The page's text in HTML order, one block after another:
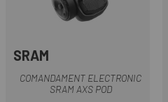
SRAM
COMANDAMENT ELECTRONIC
SRAM AXS POD